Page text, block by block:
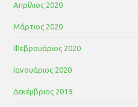
Απρίλιος 2020
Μάρτιος 2020
Φεβρουάριος 2020
Ιανουάριος 2020
Δεκέμβριος 2019